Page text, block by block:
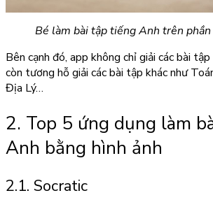
Bé làm bài tập tiếng Anh trên
Bên cạnh đó, app không chỉ giải các bài
còn tương hỗ giải các bài tập khác như
Địa Lý…
2. Top 5 ứng dụng làm
Anh bằng hình ảnh
2.1. Socratic